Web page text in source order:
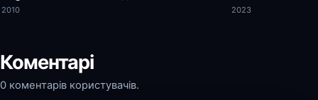
2010
musical
2023
Коментарі
0 коментарів користувачів.